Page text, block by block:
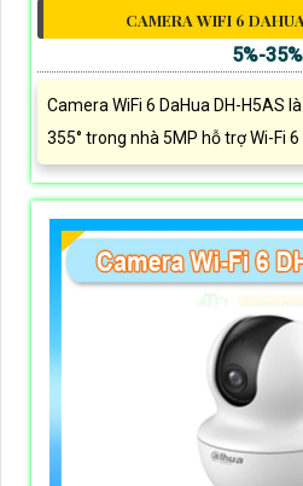
CAMERA WIFI 6
5%-35%
Camera WiFi 6 DaHua DH-H5AS
355° trong nhà 5MP hỗ trợ Wi-Fi